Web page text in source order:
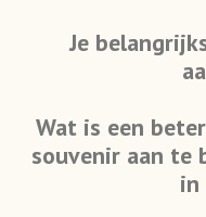
Je
Wat is een
souvenir aan te
in